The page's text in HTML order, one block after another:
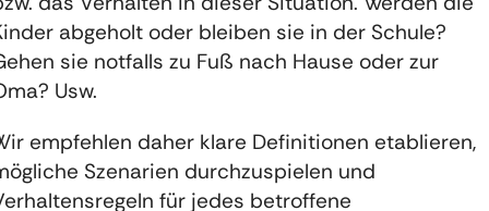
abgeholt oder bleiben sie in der Schule?
sie notfalls zu Fuß nach Hause oder zur
Usw.
empfehlen daher klare Definitionen etablieren,
Szenarien durchzuspielen und
für jedes betroffene